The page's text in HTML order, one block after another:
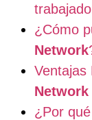
¿Cómo
Network
Ventajas
Network
¿Por